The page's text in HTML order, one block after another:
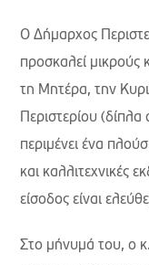
Ο Δήμαρχος
προσκαλεί μικρούς
τη Μητέρα, την
Περιστερίου
περιμένει ένα
και καλλιτεχνικές
είσοδος είναι
Στο μήνυμά του, ο